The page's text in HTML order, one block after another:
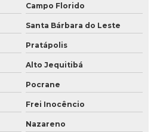
Campo Florido
Santa Bárbara do Leste
Pratápolis
Alto Jequitibá
Pocrane
Frei Inocêncio
Nazareno